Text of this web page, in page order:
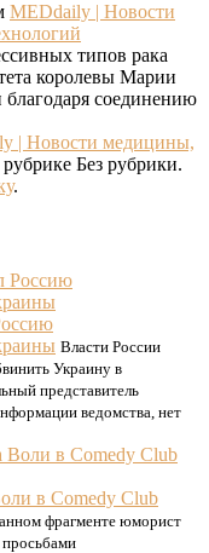
MEDdaily | Hовости
типов рака
королевы Марии
благодаря соединению
| Hовости медицины,
рубрике Без рубрики.
.
Власти России
Украину в
представитель
ведомства, нет
в Comedy Club
фрагменте юморист
просьбами